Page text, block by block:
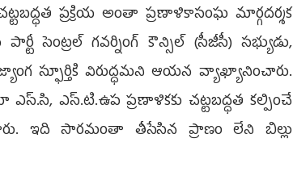
ప్రక్రియ అంతా ప్రణాళికాసంఘ మార్గదర్శక
సెంట్రల్ గవర్నింగ్ కౌన్సిల్ (సీజీసీ) సభ్యుడు,
స్ఫూర్తికి విరుద్ధమని ఆయన వ్యాఖ్యానించారు.
ఎస్.టి.ఉప ప్రణాళికకు చట్టబద్ధత కల్పించే
ఇది సారమంతా తీసేసిన ప్రాణం లేని బిల్లు